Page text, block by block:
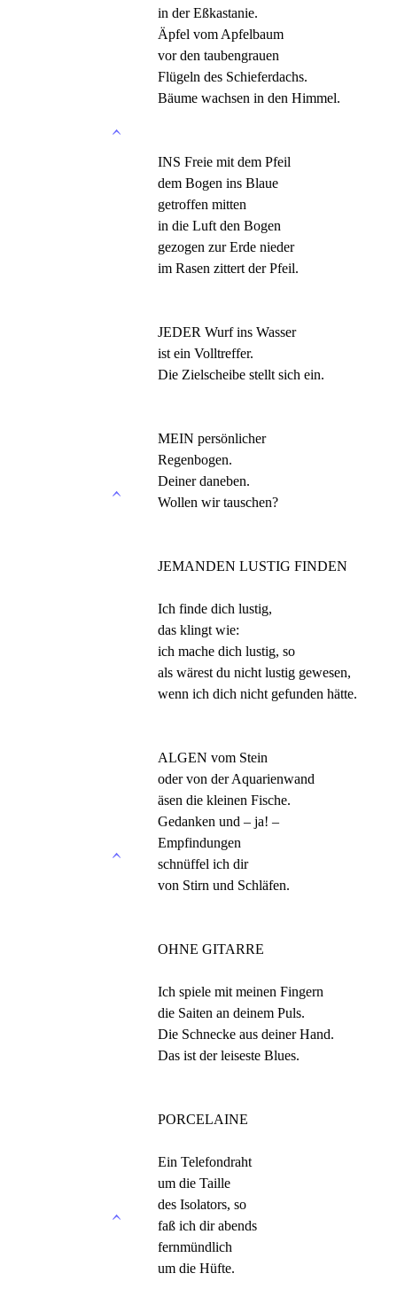
in der Eßkastanie.
Äpfel vom Apfelbaum
vor den taubengrauen
Flügeln des Schieferdachs.
Bäume wachsen in den Himmel.
INS Freie mit dem Pfeil
dem Bogen ins Blaue
getroffen mitten
in die Luft den Bogen
gezogen zur Erde nieder
im Rasen zittert der Pfeil.
JEDER Wurf ins Wasser
ist ein Volltreffer.
Die Zielscheibe stellt sich ein.
MEIN persönlicher
Regenbogen.
Deiner daneben.
Wollen wir tauschen?
JEMANDEN LUSTIG FINDEN
Ich finde dich lustig,
das klingt wie:
ich mache dich lustig, so
als wärest du nicht lustig gewesen,
wenn ich dich nicht gefunden hätte.
ALGEN vom Stein
oder von der Aquarienwand
äsen die kleinen Fische.
Gedanken und – ja! –
Empfindungen
schnüffel ich dir
von Stirn und Schläfen.
OHNE GITARRE
Ich spiele mit meinen Fingern
die Saiten an deinem Puls.
Die Schnecke aus deiner Hand.
Das ist der leiseste Blues.
PORCELAINE
Ein Telefondraht
um die Taille
des Isolators, so
faß ich dir abends
fernmündlich
um die Hüfte.